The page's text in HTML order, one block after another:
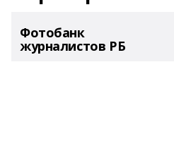
Фотобанк
журналистов РБ